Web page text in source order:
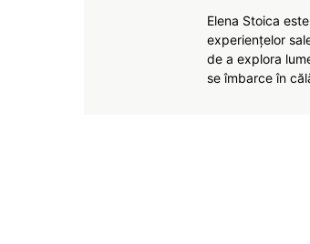
Elena Stoica
experiențelor
de a explora
se îmbarce în